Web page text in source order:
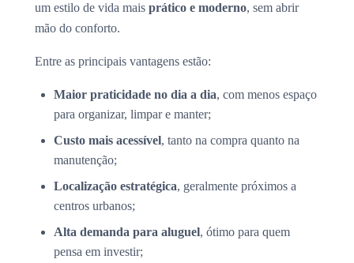
um estilo de vida mais prático e moderno, sem abrir
mão do conforto.
Entre as principais vantagens estão:
Maior praticidade no dia a dia, com menos espaço
para organizar, limpar e manter;
Custo mais acessível, tanto na compra quanto na
manutenção;
Localização estratégica, geralmente próximos a
centros urbanos;
Alta demanda para aluguel, ótimo para quem
pensa em investir;